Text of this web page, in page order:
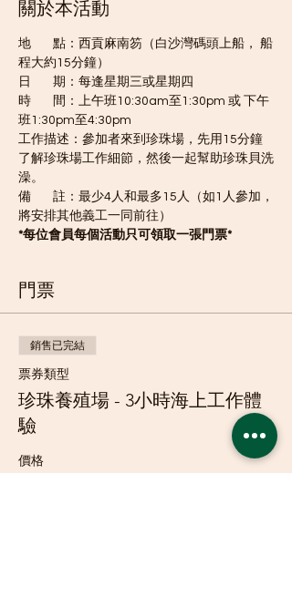
關於本活動
地        點：西貢麻南笏（白沙灣碼頭上船， 船
程大約15分鐘）
日        期：每逢星期三或星期四
時        間：上午班10:30am至1:30pm 或 下午
班1:30pm至4:30pm
工作描述：參加者來到珍珠場，先用15分鐘
了解珍珠場工作細節，然後一起幫助珍珠貝洗
澡。
備        註：最少4人和最多15人（如1人參加，
將安排其他義工一同前往）
*每位會員每個活動只可領取一張門票*
門票
銷售已完結
票券類型
珍珠養殖場 - 3小時海上工作體
驗
價格